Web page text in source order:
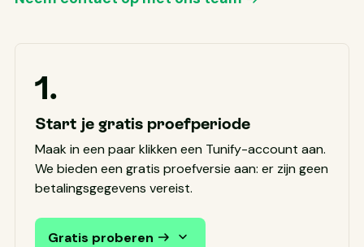
1.
Start je gratis proefperiode
Maak in een paar klikken een Tunify-account aan.
We bieden een gratis proefversie aan: er zijn geen
betalingsgegevens vereist.
Gratis proberen